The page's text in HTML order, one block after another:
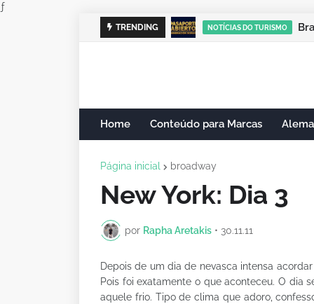
ƒ
TRENDING NOTÍCIAS DO TURISMO
Home Conteúdo para Marcas
Página inicial broadway
New York: Dia 3
por Rapha Aretakis • 30.11.11
Depois de um dia de nevasca intensa
Pois foi exatamente o que aconteceu. O dia
aquele frio. Tipo de clima que adoro,